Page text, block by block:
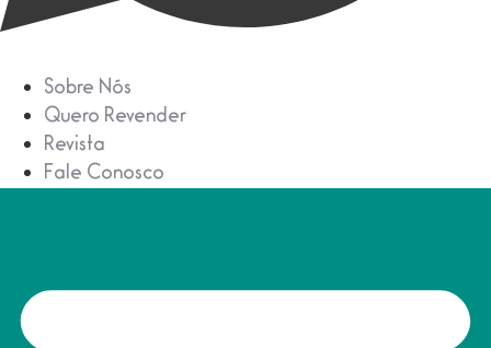
Sobre Nós
Quero Revender
Revista
Fale Conosco